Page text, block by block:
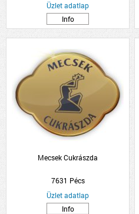
Üzlet adatlap
Info
Mecsek Cukrászda
7631 Pécs
Üzlet adatlap
Info